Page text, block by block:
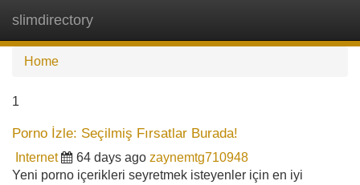
slimdirectory
Home
1
Porno İzle: Seçilmiş Fırsatlar Burada!
Internet 64 days ago zaynemtg710948
Yeni porno içerikleri seyretmek isteyenler için en iyi